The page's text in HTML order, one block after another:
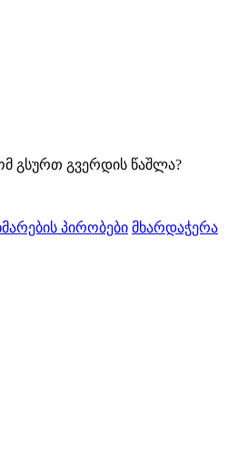
გსურთ გვერდის წაშლა?
პირობები მხარდაჭერა